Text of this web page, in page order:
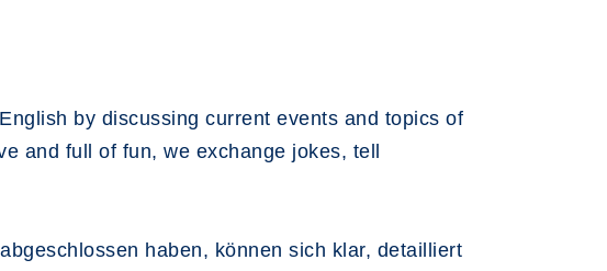
by discussing current events and topics of
and full of fun, we exchange jokes, tell
haben, können sich klar, detailliert